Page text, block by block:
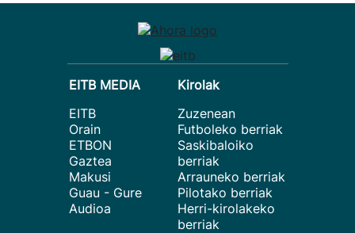
EITB MEDIA
EITB
Orain
ETBON
Gaztea
Makusi
Guau - Gure
Audioa
Kirolak
Zuzenean
Futboleko berriak
Saskibaloiko
berriak
Arrauneko berriak
Pilotako berriak
Herri-kirolakeko
berriak